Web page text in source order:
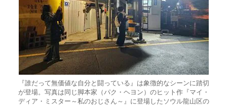
『誰だって無価値な自分と闘っている』は象徴的なシーンに踏切
が登場。写真は同じ脚本家（パク・ヘヨン）のヒット作『マイ・
ディア・ミスター～私のおじさん～』に登場したソウル龍山区の